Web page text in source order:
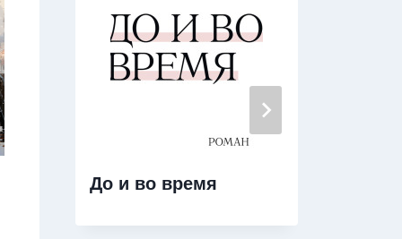
До и во время